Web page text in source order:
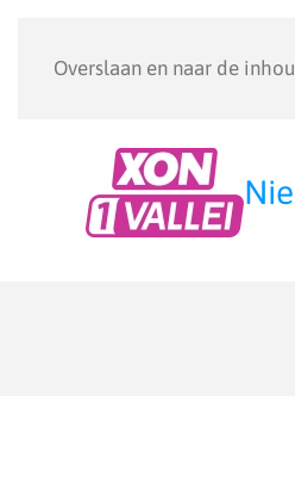
Overslaan en naar de